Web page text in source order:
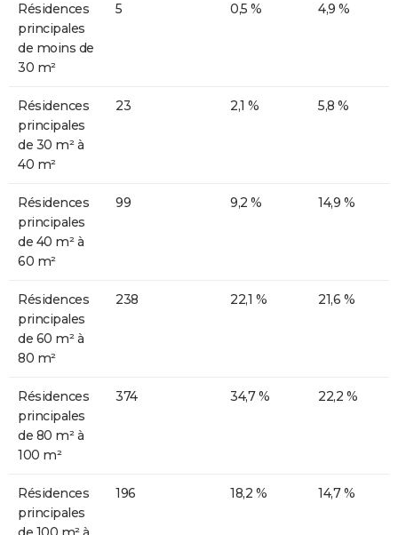
Résidences
principales
de moins de
30 m²
5 0,5 % 4,9 %
Résidences
principales
de 30 m² à
40 m²
23 2,1 % 5,8 %
Résidences
principales
de 40 m² à
60 m²
99 9,2 % 14,9 %
Résidences
principales
de 60 m² à
80 m²
238 22,1 % 21,6 %
Résidences
principales
de 80 m² à
100 m²
374 34,7 % 22,2 %
Résidences
principales
196 18,2 % 14,7 %